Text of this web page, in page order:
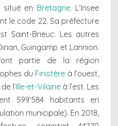
situé en Bretagne. L’Insee
le code 22. Sa préfecture
Saint-Brieuc. Les autres
Guingamp et Lannion.
font partie de la région
du Finistère à l’ouest,
l’Ille-et-Vilaine à l’est. Les
599’584 habitants en
municipale). En 2018,